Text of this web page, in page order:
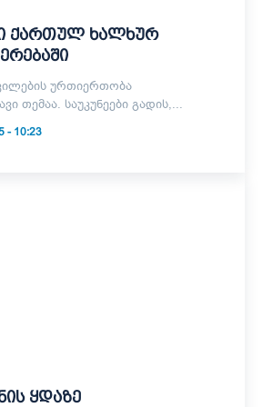
ქართულ ხალხურ
ურთიერთობა
თემაა. საუკუნეები გადის,...
- 10:23
ყდაზე